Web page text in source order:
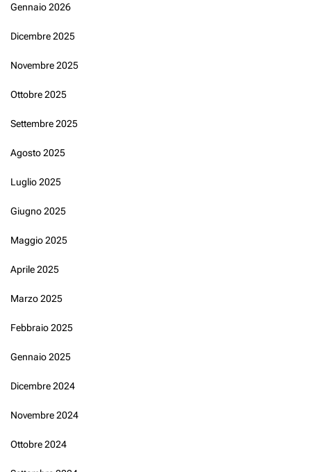
Gennaio 2026
Dicembre 2025
Novembre 2025
Ottobre 2025
Settembre 2025
Agosto 2025
Luglio 2025
Giugno 2025
Maggio 2025
Aprile 2025
Marzo 2025
Febbraio 2025
Gennaio 2025
Dicembre 2024
Novembre 2024
Ottobre 2024